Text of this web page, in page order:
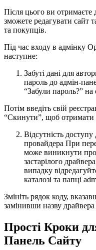
Після цього ви отримаєте
зможете редагувати сайт
та покупців.
Під час входу в адмінку
наступне:
Забуті дані для
пароль до адмін-
“Забули пароль?” на
Потім введіть свій
“Скинути”, щоб отримати
Відсутність
провайдера При
може виникнути
застарілого
випадку
каталозі та папці
Змініть рядок коду,
замінивши назву
Прості Кроки
Панель Сайту